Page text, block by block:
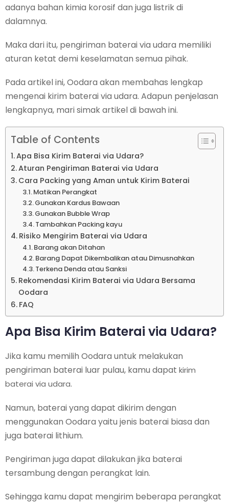
adanya bahan kimia korosif dan juga listrik di
dalamnya.
Maka dari itu, pengiriman baterai via udara memiliki
aturan ketat demi keselamatan semua pihak.
Pada artikel ini, Oodara akan membahas lengkap
mengenai kirim baterai via udara. Adapun penjelasan
lengkapnya, mari simak artikel di bawah ini.
Table of Contents
Apa Bisa Kirim Baterai via Udara?
Aturan Pengiriman Baterai via Udara
Cara Packing yang Aman untuk Kirim Baterai
Matikan Perangkat
Gunakan Kardus Bawaan
Gunakan Bubble Wrap
Tambahkan Packing kayu
Risiko Mengirim Baterai via Udara
Barang akan Ditahan
Barang Dapat Dikembalikan atau Dimusnahkan
Terkena Denda atau Sanksi
Rekomendasi Kirim Baterai via Udara Bersama
Oodara
FAQ
Apa Bisa Kirim Baterai via Udara?
Jika kamu memilih Oodara untuk melakukan
pengiriman baterai luar pulau, kamu dapat kirim
baterai via udara.
Namun, baterai yang dapat dikirim dengan
menggunakan Oodara yaitu jenis baterai biasa dan
juga baterai lithium.
Pengiriman juga dapat dilakukan jika baterai
tersambung dengan perangkat lain.
Sehingga kamu dapat mengirim beberapa perangkat